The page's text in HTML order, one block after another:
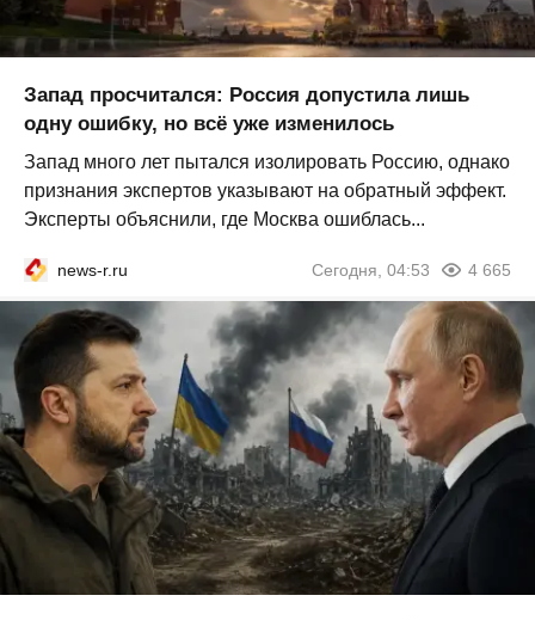
Запад просчитался: Россия допустила лишь
одну ошибку, но всё уже изменилось
Запад много лет пытался изолировать Россию, однако
признания экспертов указывают на обратный эффект.
Эксперты объяснили, где Москва ошиблась...
news-r.ru Сегодня, 04:53 4 665